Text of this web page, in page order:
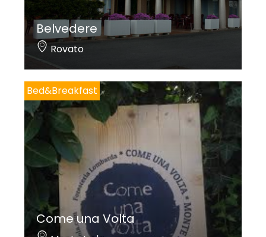
Belvedere
Rovato
Bed&Breakfast
Come una Volta